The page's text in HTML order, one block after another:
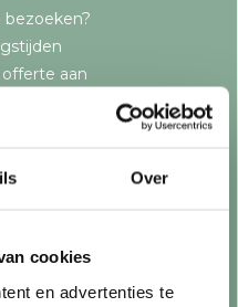
Over
cookies
en advertenties te
aan
verwerking
klachten